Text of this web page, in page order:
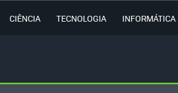
CIÊNCIA TECNOLOGIA INFORMÁTICA